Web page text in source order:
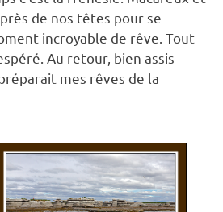
de nos têtes pour se
incroyable de rêve. Tout
Au retour, bien assis
mes rêves de la